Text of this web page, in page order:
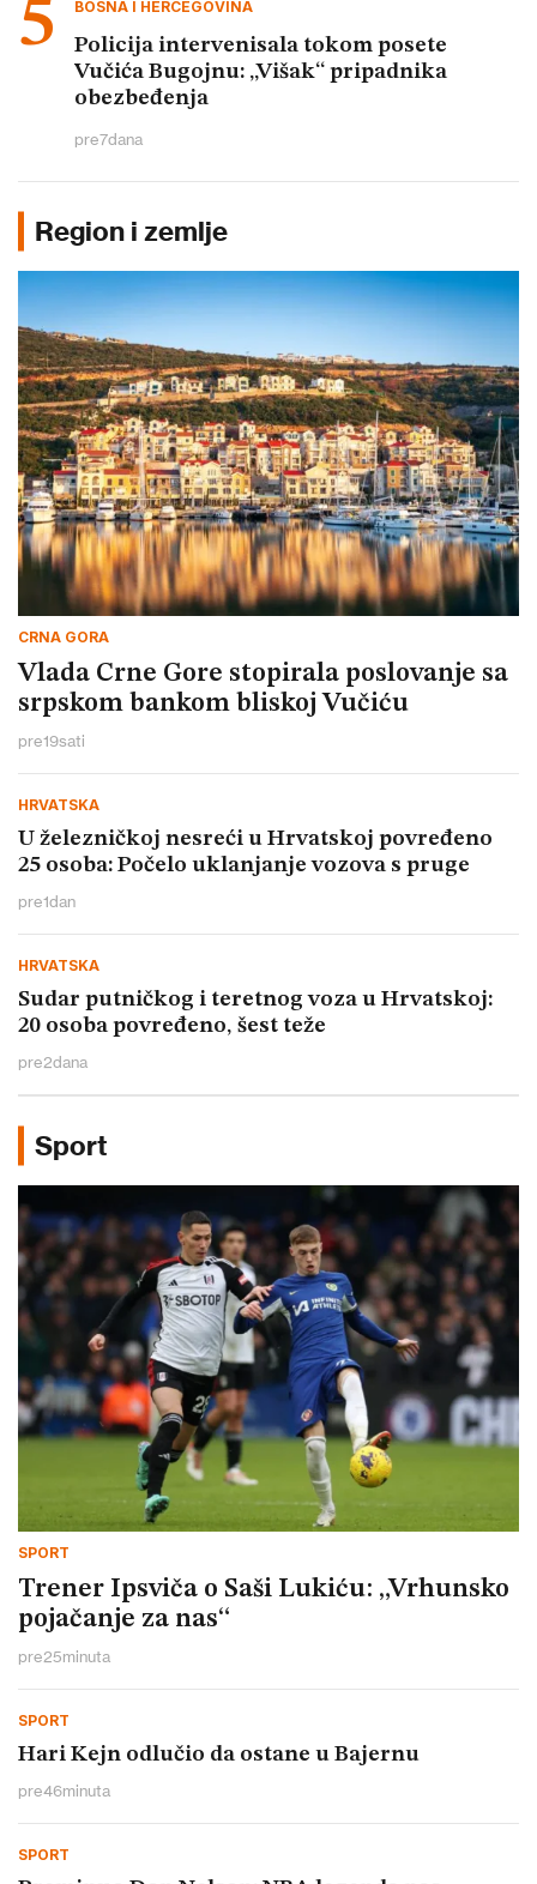
BOSNA I HERCEGOVINA
Policija intervenisala tokom posete
Vučića Bugojnu: „Višak“ pripadnika
obezbeđenja
pre7dana
Region i zemlje
CRNA GORA
Vlada Crne Gore stopirala poslovanje sa
srpskom bankom bliskoj Vučiću
pre19sati
HRVATSKA
U železničkoj nesreći u Hrvatskoj povređeno
25 osoba: Počelo uklanjanje vozova s pruge
pre1dan
HRVATSKA
Sudar putničkog i teretnog voza u Hrvatskoj:
20 osoba povređeno, šest teže
pre2dana
Sport
SPORT
Trener Ipsviča o Saši Lukiću: „Vrhunsko
pojačanje za nas“
pre25minuta
SPORT
Hari Kejn odlučio da ostane u Bajernu
pre46minuta
SPORT